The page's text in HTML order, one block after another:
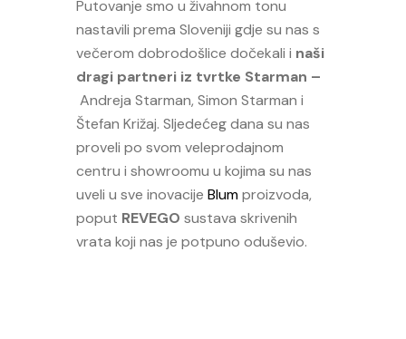
Putovanje smo u živahnom tonu
nastavili prema Sloveniji gdje su nas s
večerom dobrodošlice dočekali i naši
dragi partneri iz tvrtke Starman –
Andreja Starman, Simon Starman i
Štefan Križaj. Sljedećeg dana su nas
proveli po svom veleprodajnom
centru i showroomu u kojima su nas
uveli u sve inovacije Blumproizvoda,
poput REVEGO sustava skrivenih
vrata koji nas je potpuno oduševio.